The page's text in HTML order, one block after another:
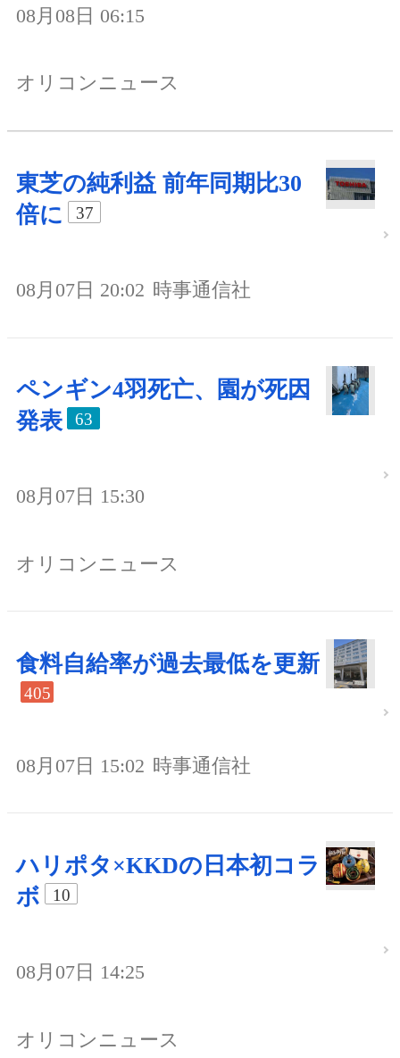
08月08日 06:15
オリコンニュース
東芝の純利益 前年同期比30
倍に
37
08月07日 20:02 時事通信社
ペンギン4羽死亡、園が死因
発表
63
08月07日 15:30
オリコンニュース
食料自給率が過去最低を更新
405
08月07日 15:02 時事通信社
ハリポタ×KKDの日本初コラ
ボ
10
08月07日 14:25
オリコンニュース